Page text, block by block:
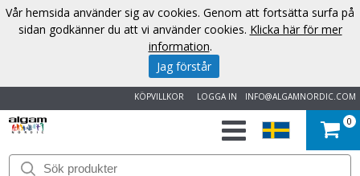
INFO@ALGAMNORDIC.COM
LOGGA IN
KÖPVILLKOR
START
0
Vår hemsida använder sig av cookies. Genom att fortsätta surfa på
sidan godkänner du att vi använder cookies. Klicka här för mer
information.
Jag förstår